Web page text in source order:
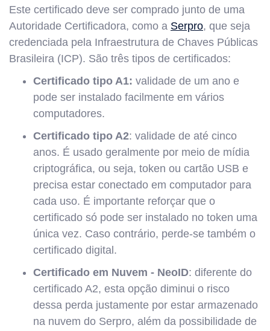
Este certificado deve ser comprado junto de uma
Autoridade Certificadora, como a Serpro, que seja
credenciada pela Infraestrutura de Chaves Públicas
Brasileira (ICP). São três tipos de certificados:
Certificado tipo A1: validade de um ano e
pode ser instalado facilmente em vários
computadores.
Certificado tipo A2: validade de até cinco
anos. É usado geralmente por meio de mídia
criptográfica, ou seja, token ou cartão USB e
precisa estar conectado em computador para
cada uso. É importante reforçar que o
certificado só pode ser instalado no token uma
única vez. Caso contrário, perde-se também o
certificado digital.
Certificado em Nuvem - NeoID: diferente do
certificado A2, esta opção diminui o risco
dessa perda justamente por estar armazenado
na nuvem do Serpro, além da possibilidade de